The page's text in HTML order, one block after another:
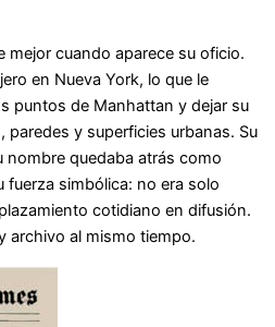
mejor cuando aparece su oficio.
en Nueva York, lo que le
puntos de Manhattan y dejar su
y superficies urbanas. Su
nombre quedaba atrás como
fuerza simbólica: no era solo
cotidiano en difusión.
archivo al mismo tiempo.